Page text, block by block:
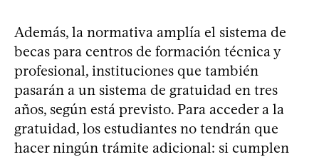
Además, la normativa amplía el sistema de
becas para centros de formación técnica y
profesional, instituciones que también
pasarán a un sistema de gratuidad en tres
años, según está previsto. Para acceder a la
gratuidad, los estudiantes no tendrán que
hacer ningún trámite adicional: si cumplen